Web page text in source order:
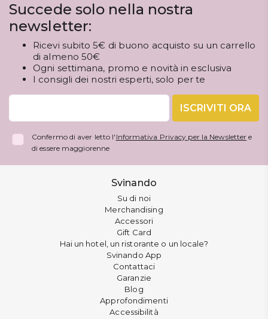
Succede solo nella nostra
newsletter:
Ricevi subito 5€ di buono acquisto su un carrello
di almeno 50€
Ogni settimana, promo e novità in esclusiva
I consigli dei nostri esperti, solo per te
ISCRIVITI ORA
Confermo di aver letto l' Informativa Privacy per la Newsletter e
di essere maggiorenne
Svinando
Su di noi
Merchandising
Accessori
Gift Card
Hai un hotel, un ristorante o un locale?
Svinando App
Contattaci
Garanzie
Blog
Approfondimenti
Accessibilità